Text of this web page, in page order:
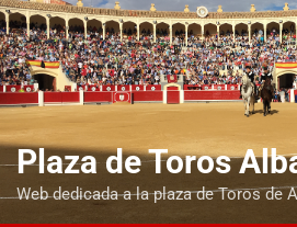
Plaza de Toros
Web dedicada a la plaza de Toros de